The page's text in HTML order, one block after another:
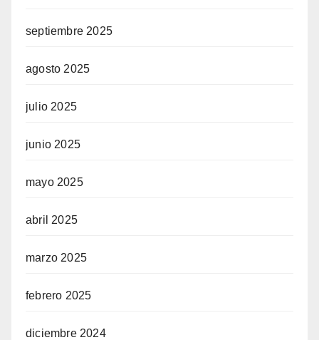
septiembre 2025
agosto 2025
julio 2025
junio 2025
mayo 2025
abril 2025
marzo 2025
febrero 2025
diciembre 2024